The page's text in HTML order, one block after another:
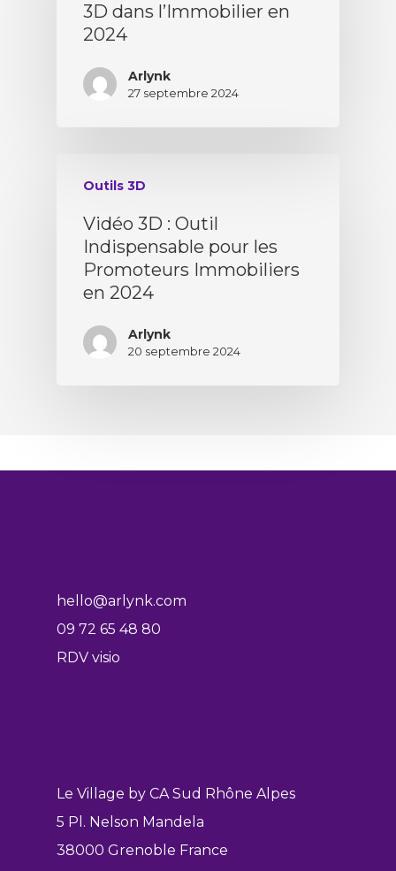
3D dans l’Immobilier en
2024
Arlynk
27 septembre 2024
Outils 3D
Vidéo 3D : Outil
Indispensable pour les
Promoteurs Immobiliers
en 2024
Arlynk
20 septembre 2024
hello@arlynk.com
09 72 65 48 80
RDV visio
Le Village by CA Sud Rhône Alpes
5 Pl. Nelson Mandela
38000 Grenoble France